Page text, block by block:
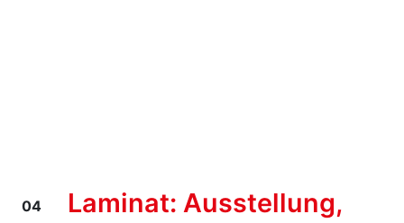
04
Laminat: Ausstellung,